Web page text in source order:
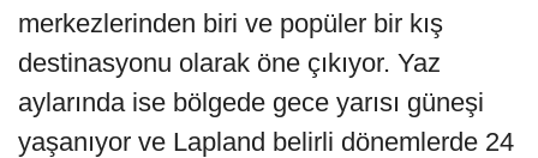
merkezlerinden biri ve popüler bir kış
destinasyonu olarak öne çıkıyor. Yaz
aylarında ise bölgede gece yarısı güneşi
yaşanıyor ve Lapland belirli dönemlerde 24